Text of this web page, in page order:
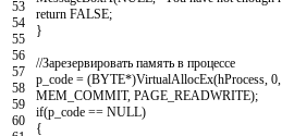
53
54
55
56
57
58
59
60
return FALSE;
}
//Зарезервировать память в процессе
p_code = (BYTE*)VirtualAllocEx(hProcess, 0,
MEM_COMMIT, PAGE_READWRITE);
if(p_code == NULL)
{